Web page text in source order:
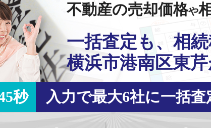
不動産の売却価格や
一括査定も、相
横浜市港南区東
秒 入力で最大6社に一括査